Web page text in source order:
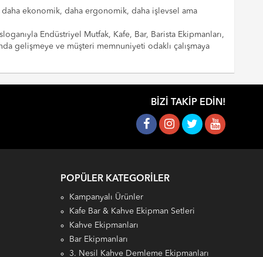
daha ekonomik, daha ergonomik, daha işlevsel ama
sloganıyla Endüstriyel Mutfak, Kafe, Bar, Barista Ekipmanları,
gelişmeye ve müşteri memnuniyeti odaklı çalışmaya
BIZI TAKIP EDIN!
POPÜLER KATEGORILER
Kampanyalı Ürünler
Kafe Bar & Kahve Ekipman Setleri
Kahve Ekipmanları
Bar Ekipmanları
3. Nesil Kahve Demleme Ekipmanları